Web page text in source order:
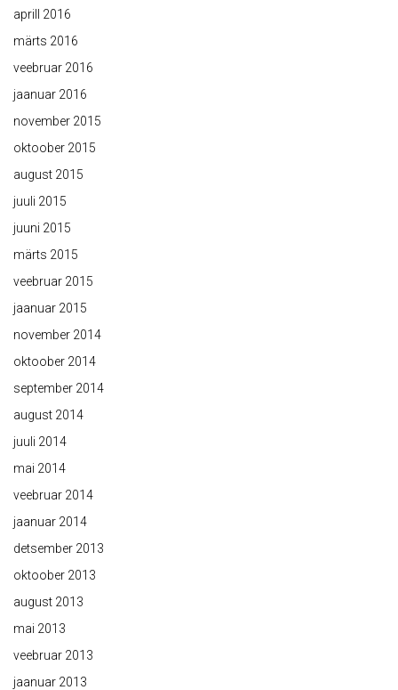
aprill 2016
märts 2016
veebruar 2016
jaanuar 2016
november 2015
oktoober 2015
august 2015
juuli 2015
juuni 2015
märts 2015
veebruar 2015
jaanuar 2015
november 2014
oktoober 2014
september 2014
august 2014
juuli 2014
mai 2014
veebruar 2014
jaanuar 2014
detsember 2013
oktoober 2013
august 2013
mai 2013
veebruar 2013
jaanuar 2013